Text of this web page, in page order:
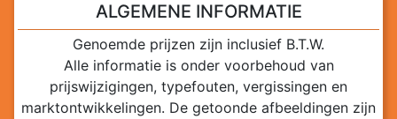
ALGEMENE INFORMATIE
Genoemde prijzen zijn inclusief B.T.W.
Alle informatie is onder voorbehoud van
prijswijzigingen, typefouten, vergissingen en
marktontwikkelingen. De getoonde afbeeldingen zijn